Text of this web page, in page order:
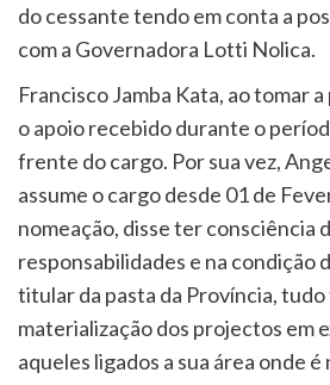
do cessante tendo em conta a
com a Governadora Lotti Nolica.
Francisco Jamba Kata, ao tomar
o apoio recebido durante o
frente do cargo. Por sua vez,
assume o cargo desde 01 de
nomeação, disse ter consciência
responsabilidades e na condição
titular da pasta da Província, tudo
materialização dos projectos em
aqueles ligados a sua área onde é